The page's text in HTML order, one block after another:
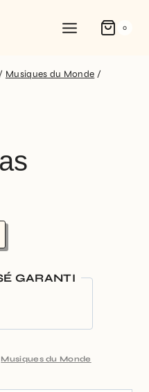
0
/ Musiques du Monde /
GARANTI
Musiques du Monde